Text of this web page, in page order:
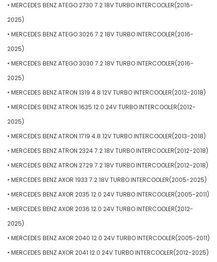
• MERCEDES BENZ ATEGO 2730 7.2 18V TURBO INTERCOOLER(2016-
2025)
• MERCEDES BENZ ATEGO 3026 7.2 18V TURBO INTERCOOLER(2016-
2025)
• MERCEDES BENZ ATEGO 3030 7.2 18V TURBO INTERCOOLER(2016-
2025)
• MERCEDES BENZ ATRON 1319 4.8 12V TURBO INTERCOOLER(2012-2018)
• MERCEDES BENZ ATRON 1635 12.0 24V TURBO INTERCOOLER(2012-
2025)
• MERCEDES BENZ ATRON 1719 4.8 12V TURBO INTERCOOLER(2013-2018)
• MERCEDES BENZ ATRON 2324 7.2 18V TURBO INTERCOOLER(2012-2018)
• MERCEDES BENZ ATRON 2729 7.2 18V TURBO INTERCOOLER(2012-2018)
• MERCEDES BENZ AXOR 1933 7.2 18V TURBO INTERCOOLER(2005-2025)
• MERCEDES BENZ AXOR 2035 12.0 24V TURBO INTERCOOLER(2005-2011)
• MERCEDES BENZ AXOR 2036 12.0 24V TURBO INTERCOOLER(2012-
2025)
• MERCEDES BENZ AXOR 2040 12.0 24V TURBO INTERCOOLER(2005-2011)
• MERCEDES BENZ AXOR 2041 12.0 24V TURBO INTERCOOLER(2012-2025)